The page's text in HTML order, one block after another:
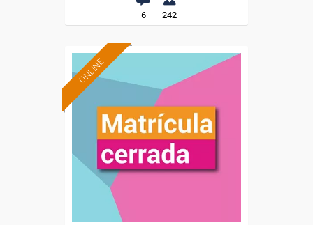
6 242
ONLINE